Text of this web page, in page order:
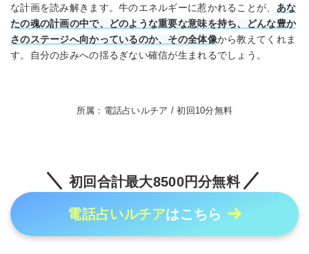
な計画を読み解きます。牛のエネルギーに惹かれることが、 あな
たの魂の計画の中で、どのような重要な意味を持ち、どんな豊か
さのステージへ向かっているのか、その全体像から教えてくれま
す。自分の歩みへの揺るぎない確信が生まれるでしょう。
所属：電話占いルチア / 初回10分無料
初回合計最大8500円分無料
電話占いルチアはこちら